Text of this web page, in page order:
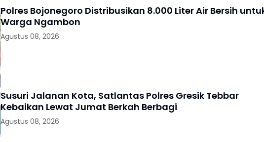
Polres Bojonegoro Distribusikan 8.000 Liter Air Bersih
Warga Ngambon
Agustus 08, 2026
Susuri Jalanan Kota, Satlantas Polres Gresik Tebbar
Kebaikan Lewat Jumat Berkah Berbagi
Agustus 08, 2026